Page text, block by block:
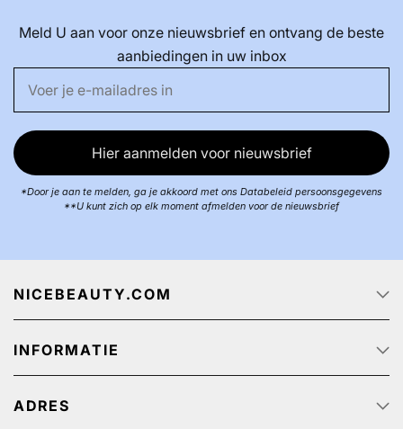
Meld U aan voor onze nieuwsbrief en ontvang de beste
aanbiedingen in uw inbox
Hier aanmelden voor nieuwsbrief
*Door je aan te melden, ga je akkoord met ons Databeleid persoonsgegevens
**U kunt zich op elk moment afmelden voor de nieuwsbrief
NICEBEAUTY.COM
Over ons
Track & Trace
Reclame aanbiedingen
INFORMATIE
Privacy beleid
ADRES